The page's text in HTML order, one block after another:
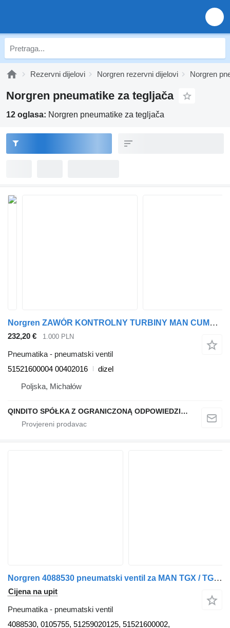
Rezervni dijelovi Norgren rezervni dijelovi Norgren
Norgren pneumatikе za tegljača
12 oglasa: Norgren pneumatikе za tegljača
Norgren ZAWÓR KONTROLNY TURBINY MAN CUMMINS 51521600004 pneumatski ventil za MAN tegljača
232,20 € 1.000 PLN
Pneumatika - pneumatski ventil
51521600004 00402016
dizel
Poljska, Michałów
QINDITO SPÓŁKA Z OGRANICZONĄ ODPOWIEDZIALNOŚCIĄ
Norgren 4088530 pneumatski ventil za MAN TGX / TGS tegljača
Cijena na upit
Pneumatika - pneumatski ventil
4088530, 0105755, 51259020125, 51521600002,